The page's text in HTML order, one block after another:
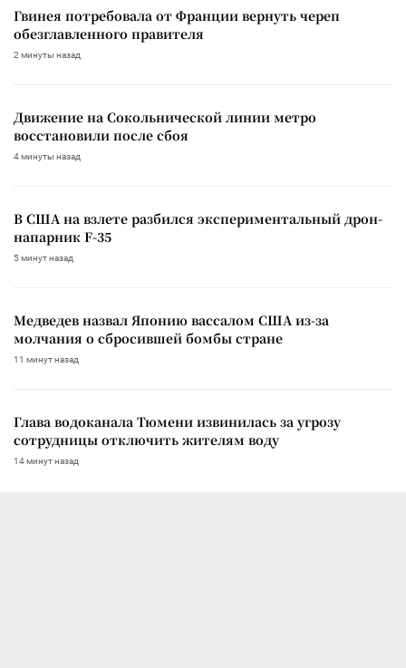
Гвинея потребовала от Франции вернуть череп
обезглавленного правителя
2 минуты назад
Движение на Сокольнической линии метро
восстановили после сбоя
4 минуты назад
В США на взлете разбился экспериментальный дрон-
напарник F-35
5 минут назад
Медведев назвал Японию вассалом США из-за
молчания о сбросившей бомбы стране
11 минут назад
Глава водоканала Тюмени извинилась за угрозу
сотрудницы отключить жителям воду
14 минут назад